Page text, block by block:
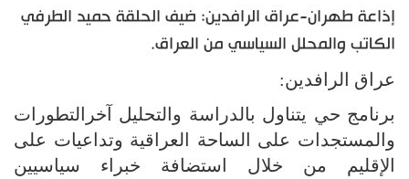
إذاعة طهران-عراق الرافدين: ضيف الحلقة حميد الطرفي
الكاتب والمحلل السياسي من العراق.
عراق الرافدين:
برنامج حي يتناول بالدراسة والتحليل آخرالتطورات
والمستجدات على الساحة العراقية وتداعيات على
الإقليم من خلال استضافة خبراء سياسيين